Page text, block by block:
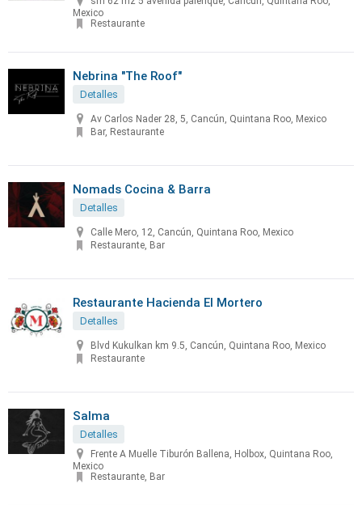
Mexico
Restaurante
Nebrina "The Roof"
Detalles
Av Carlos Nader 28, 5, Cancún, Quintana Roo, Mexico
Bar, Restaurante
Nomads Cocina & Barra
Detalles
Calle Mero, 12, Cancún, Quintana Roo, Mexico
Restaurante, Bar
Restaurante Hacienda El Mortero
Detalles
Blvd Kukulkan km 9.5, Cancún, Quintana Roo, Mexico
Restaurante
Salma
Detalles
Frente A Muelle Tiburón Ballena, Holbox, Quintana Roo,
Mexico
Restaurante, Bar